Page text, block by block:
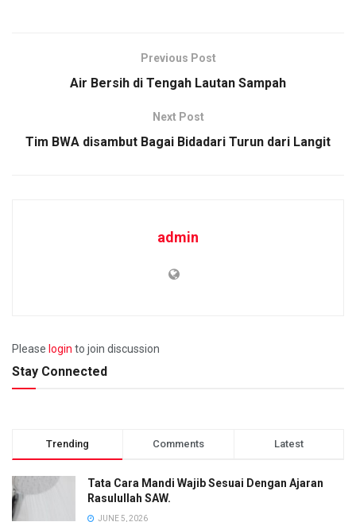
Previous Post
Air Bersih di Tengah Lautan Sampah
Next Post
Tim BWA disambut Bagai Bidadari Turun dari Langit
admin
Please login to join discussion
Stay Connected
Trending Comments Latest
Tata Cara Mandi Wajib Sesuai Dengan Ajaran
Rasulullah SAW.
JUNE 5, 2026